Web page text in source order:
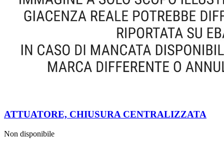
ATTUATORE, CHIUSURA CENTRALIZZATA
Non disponibile